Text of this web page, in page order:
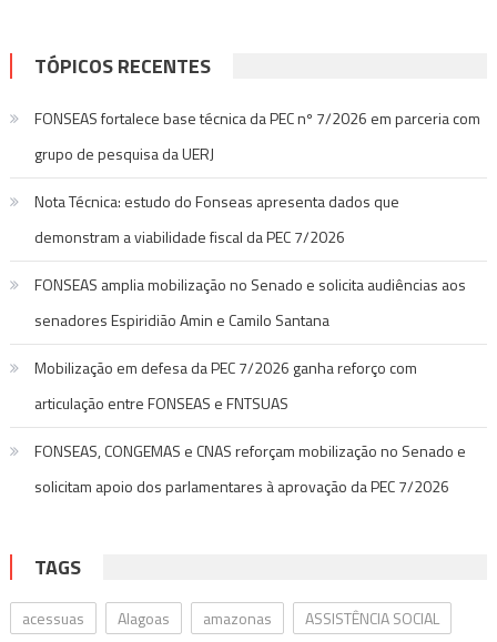
TÓPICOS RECENTES
FONSEAS fortalece base técnica da PEC nº 7/2026 em parceria com
grupo de pesquisa da UERJ
Nota Técnica: estudo do Fonseas apresenta dados que
demonstram a viabilidade fiscal da PEC 7/2026
FONSEAS amplia mobilização no Senado e solicita audiências aos
senadores Espiridião Amin e Camilo Santana
Mobilização em defesa da PEC 7/2026 ganha reforço com
articulação entre FONSEAS e FNTSUAS
FONSEAS, CONGEMAS e CNAS reforçam mobilização no Senado e
solicitam apoio dos parlamentares à aprovação da PEC 7/2026
TAGS
acessuas Alagoas amazonas
ASSISTÊNCIA SOCIAL